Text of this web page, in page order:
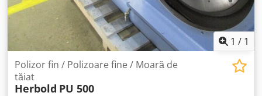
1 / 1
Polizor fin / Polizoare fine / Moară de
tăiat
Herbold PU 500